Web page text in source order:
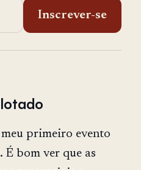
Inscrever-se
primeiro evento
É bom ver que as